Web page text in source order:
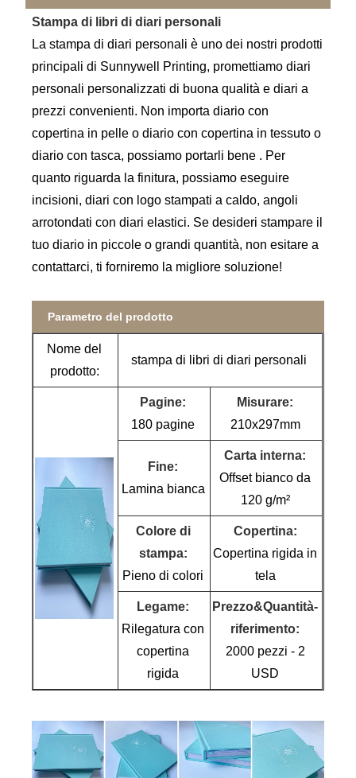
Stampa di libri di diari personali
La stampa di diari personali è uno dei nostri prodotti
principali di Sunnywell Printing, promettiamo diari
personali personalizzati di buona qualità e diari a
prezzi convenienti. Non importa diario con
copertina in pelle o diario con copertina in tessuto o
diario con tasca, possiamo portarli bene . Per
quanto riguarda la finitura, possiamo eseguire
incisioni, diari con logo stampati a caldo, angoli
arrotondati con diari elastici. Se desideri stampare il
tuo diario in piccole o grandi quantità, non esitare a
contattarci, ti forniremo la migliore soluzione!
Parametro del prodotto
Nome del
prodotto:
stampa di libri di diari personali
Pagine:
180 pagine
Misurare:
210x297mm
Fine:
Lamina bianca
Carta interna:
Offset bianco da
120 g/m²
Colore di
stampa:
Pieno di colori
Copertina:
Copertina rigida in
tela
Legame:
Rilegatura con
copertina
rigida
Prezzo&Quantità-
riferimento:
2000 pezzi - 2
USD